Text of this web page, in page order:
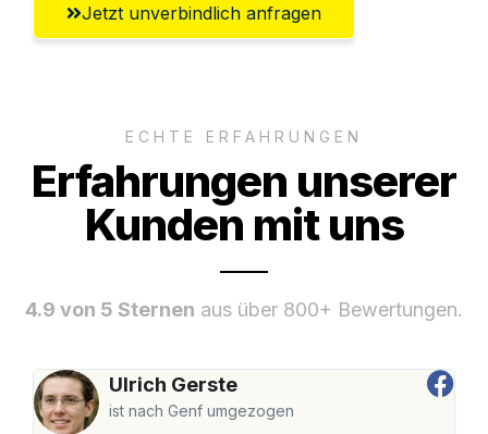
Jetzt unverbindlich anfragen
ECHTE ERFAHRUNGEN
Erfahrungen unserer
Kunden mit uns
4.9 von 5 Sternen aus über 800+ Bewertungen.
Ulrich Gerste
ist nach Genf umgezogen